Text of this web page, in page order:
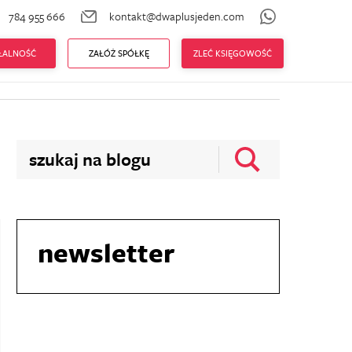
784 955 666 kontakt@dwaplusjeden.com
ZAŁÓŻ SPÓŁKĘ ZLEĆ KSIĘGOWOŚĆ
ZUS
Prowadzę firmę
newsletter